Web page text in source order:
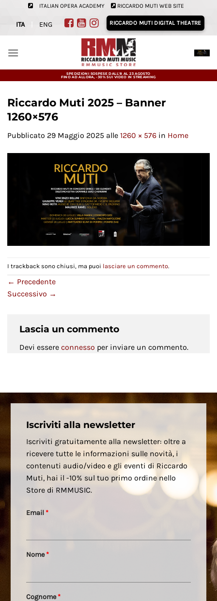
contenuti
ITALIAN OPERA ACADEMY RICCARDO MUTI WEB SITE
ITA ENG RICCARDO MUTI DIGITAL THEATRE
SPEDIZIONI SOSPESE DALL'8 AL 23 AGOSTO
FINO AD ALLORA, -30% SUI VIDEO IN STREAMING
Riccardo Muti 2025 – Banner
1260×576
Pubblicato 29 Maggio 2025 alle 1260 × 576 in Home
I trackback sono chiusi, ma puoi lasciare un commento.
← Precedente
Successivo →
Lascia un commento
Devi essere connesso per inviare un commento.
Iscriviti alla newsletter
Iscriviti gratuitamente alla newsletter: oltre a
ricevere tutte le informazioni sulle novità, i
contenuti audio/video e gli eventi di Riccardo
Muti, hai il -10% sul tuo primo ordine nello
Store di RMMUSIC.
Email*
Nome*
Cognome*